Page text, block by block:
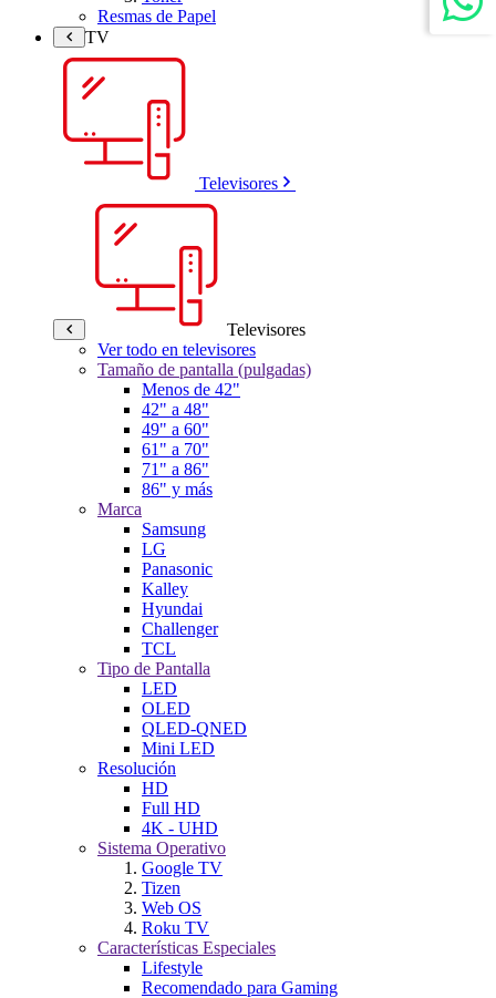
Resmas de Papel
TV
Televisores
Televisores
Ver todo en televisores
Tamaño de pantalla (pulgadas)
Menos de 42"
42" a 48"
49" a 60"
61" a 70"
71" a 86"
86" y más
Marca
Samsung
LG
Panasonic
Kalley
Hyundai
Challenger
TCL
Tipo de Pantalla
LED
OLED
QLED-QNED
Mini LED
Resolución
HD
Full HD
4K - UHD
Sistema Operativo
Google TV
Tizen
Web OS
Roku TV
Características Especiales
Lifestyle
Recomendado para Gaming